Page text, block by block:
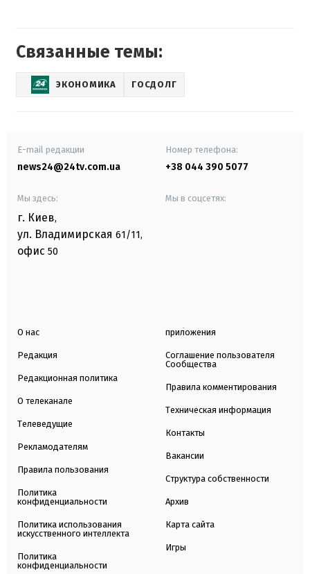
Связанные темы:
ЭКОНОМИКА ГОСДОЛГ
E-mail редакции
news24@24tv.com.ua
Номер телефона:
+38 044 390 5077
Мы здесь:
г. Киев,
ул. Владимирская 61/11,
офис 50
Мы в соцсетях:
О нас
Редакция
Редакционная политика
О телеканале
Телеведущие
Рекламодателям
Правила пользования
Политика
конфиденциальности
Политика использования
искусственного интеллекта
Политика
конфиденциальности
приложения
Соглашение пользователя
Сообщества
Правила комментирования
Техническая информация
Контакты
Вакансии
Структура собственности
Архив
Карта сайта
Игры